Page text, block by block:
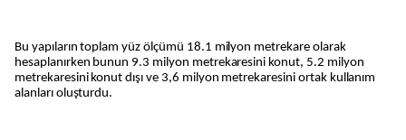
Bu yapıların toplam yüz ölçümü 18.1 milyon metrekare olarak
hesaplanırken bunun 9.3 milyon metrekaresini konut, 5.2 milyon
metrekaresini konut dışı ve 3,6 milyon metrekaresini ortak kullanım
alanları oluşturdu.